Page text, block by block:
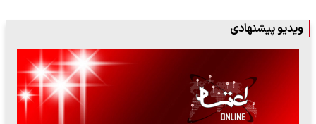
ویدیو پیشنهادی